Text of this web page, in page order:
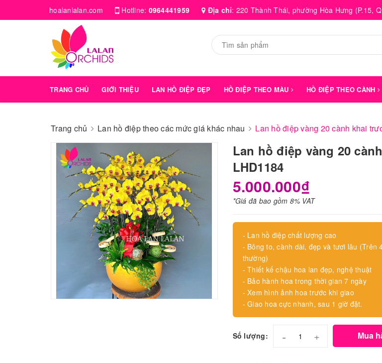
hoalanlalan.com Hotline: 0964441959 Địa chỉ: 220 Thành Thái, phường Hòa Hưng (P.15,
TRANG CHỦ GIỚI THIỆU LAN HỒ ĐIỆP ĐẸP HỒ ĐIỆP THEO MÀU HỒ ĐIỆP THEO CÀNH
Trang chủ Lan hồ điệp theo các mức giá khác nhau Lan hồ điệp vàng 20 cành khai
Lan hồ điệp vàng 20
LHD1184
5.000.000₫
*Giá đã bao gồm 8% VAT
- Lan hồ điệp chất lượng cao
- Bông to, cành dài, đẹp và tươi lâu (Trên
thường)
- Thiết kế chậu hoa lan đẹp, nghệ thuật
- Bảo hành hoa trong thời gian 7 ngày
- Xem hình ảnh hoa trước khi giao
- Giao hoa cực nhanh, sau 1 giờ đặt.
Số lượng: - + Mua